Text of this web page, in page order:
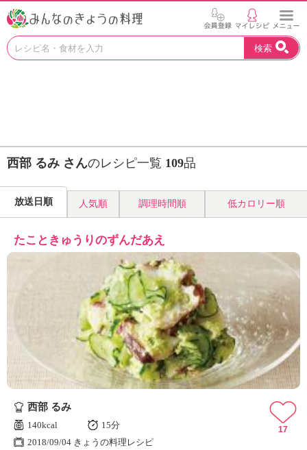
お
見
つ
よ
う
N
H
K
エ
デ
ュ
ケ
ー
シ
ョ
ナ
ん
検索
西部 るみ さんのレシピ一覧 109品
放送日順 人気順 調理時間順 低カロリー順
たこときゅうりのずんだあえ
西部 るみ
140kcal
15分
2018/09/04 きょうの料理レシピ
17